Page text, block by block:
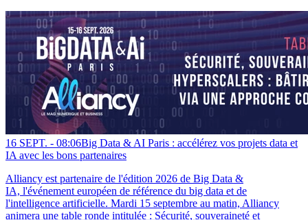
16 SEPT. - 08:06Big Data & AI Paris : accélérez vos projets data et
IA avec les bons partenaires
Alliancy est partenaire de l'édition 2026 de Big Data &
IA, l'événement européen de référence du big data et de
l'intelligence artificielle. Mardi 15 septembre au matin, Alliancy
animera une table ronde intitulée : Sécurité, souveraineté et